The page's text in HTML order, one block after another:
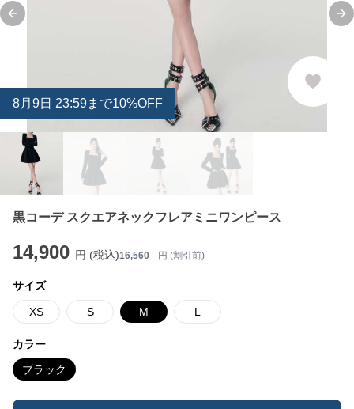
Previous slide
8月 9日 23:59まで10%OFF
黒コーデ スクエアネックフレアミニワンピース
14,900 円 (税込)16,560 円 (割引前)
サイズ
XS S M L
カラー
ブラック